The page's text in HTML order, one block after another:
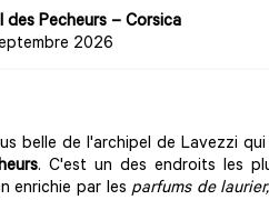
Pecheurs – Corsica
2026
belle de l'archipel de Lavezzi
. C'est un des endroits les
enrichie par lesparfums de